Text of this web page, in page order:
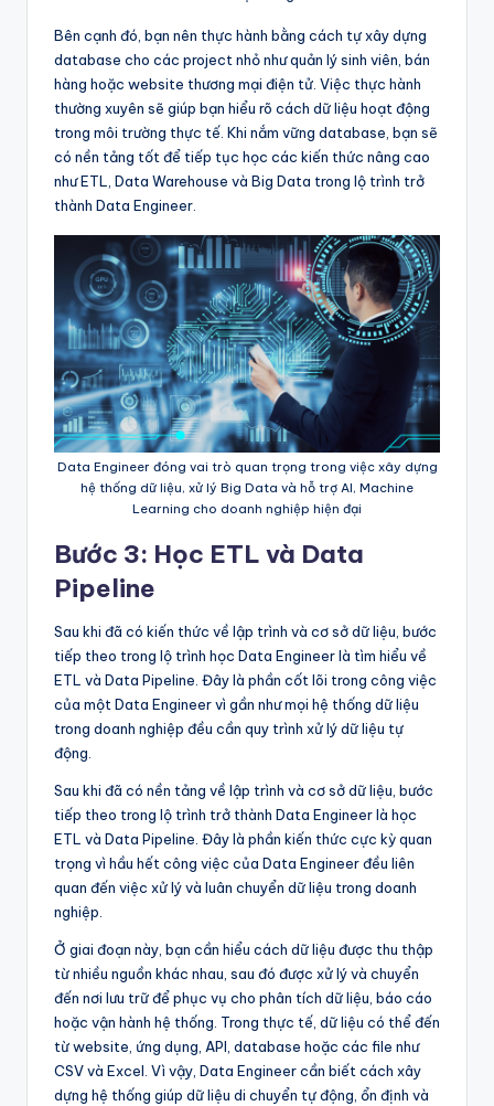
Bên cạnh đó, bạn nên thực hành bằng cách tự xây dựng
database cho các project nhỏ như quản lý sinh viên, bán
hàng hoặc website thương mại điện tử. Việc thực hành
thường xuyên sẽ giúp bạn hiểu rõ cách dữ liệu hoạt động
trong môi trường thực tế. Khi nắm vững database, bạn sẽ
có nền tảng tốt để tiếp tục học các kiến thức nâng cao
như ETL, Data Warehouse và Big Data trong lộ trình trở
thành Data Engineer.
Data Engineer đóng vai trò quan trọng trong việc xây dựng
hệ thống dữ liệu, xử lý Big Data và hỗ trợ AI, Machine
Learning cho doanh nghiệp hiện đại
Bước 3: Học ETL và Data
Pipeline
Sau khi đã có kiến thức về lập trình và cơ sở dữ liệu, bước
tiếp theo trong lộ trình học Data Engineer là tìm hiểu về
ETL và Data Pipeline. Đây là phần cốt lõi trong công việc
của một Data Engineer vì gần như mọi hệ thống dữ liệu
trong doanh nghiệp đều cần quy trình xử lý dữ liệu tự
động.
Sau khi đã có nền tảng về lập trình và cơ sở dữ liệu, bước
tiếp theo trong lộ trình trở thành Data Engineer là học
ETL và Data Pipeline. Đây là phần kiến thức cực kỳ quan
trọng vì hầu hết công việc của Data Engineer đều liên
quan đến việc xử lý và luân chuyển dữ liệu trong doanh
nghiệp.
Ở giai đoạn này, bạn cần hiểu cách dữ liệu được thu thập
từ nhiều nguồn khác nhau, sau đó được xử lý và chuyển
đến nơi lưu trữ để phục vụ cho phân tích dữ liệu, báo cáo
hoặc vận hành hệ thống. Trong thực tế, dữ liệu có thể đến
từ website, ứng dụng, API, database hoặc các file như
CSV và Excel. Vì vậy, Data Engineer cần biết cách xây
dựng hệ thống giúp dữ liệu di chuyển tự động, ổn định và